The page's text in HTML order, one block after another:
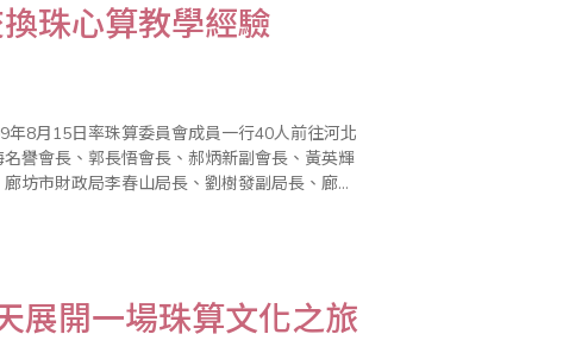
珠心算教學經驗
8月15日率珠算委員會成員一行40人前往河北
譽會長、郭長悟會長、郝炳新副會長、黃英輝
坊市財政局李春山局長、劉樹發副局長、廊坊
展開一場珠算文化之旅